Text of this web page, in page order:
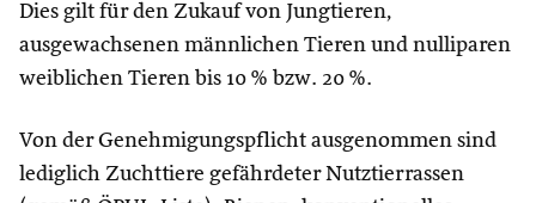
Dies gilt für den Zukauf von Jungtieren,
ausgewachsenen männlichen Tieren und nulliparen
weiblichen Tieren bis 10 % bzw. 20 %.
Von der Genehmigungspflicht ausgenommen sind
lediglich Zuchttiere gefährdeter Nutztierrassen